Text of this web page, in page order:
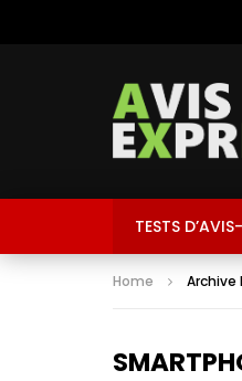
TESTS
Home